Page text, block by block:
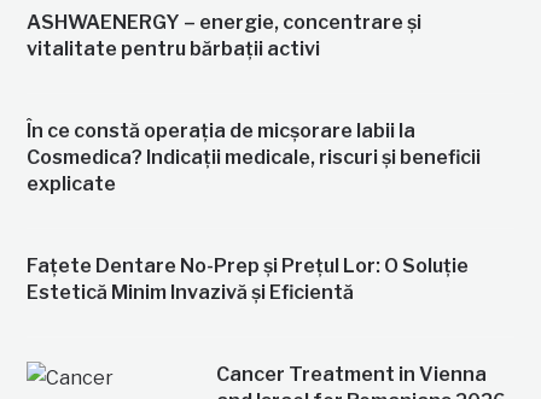
ASHWAENERGY – energie, concentrare și
vitalitate pentru bărbații activi
În ce constă operația de micșorare labii la
Cosmedica? Indicații medicale, riscuri și beneficii
explicate
Fațete Dentare No-Prep și Prețul Lor: O Soluție
Estetică Minim Invazivă și Eficientă
Cancer Treatment in Vienna